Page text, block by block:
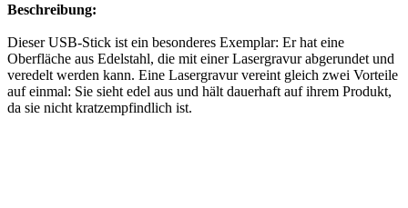
Beschreibung:
Dieser USB-Stick ist ein besonderes Exemplar: Er hat eine
Oberfläche aus Edelstahl, die mit einer Lasergravur abgerundet und
veredelt werden kann. Eine Lasergravur vereint gleich zwei Vorteile
auf einmal: Sie sieht edel aus und hält dauerhaft auf ihrem Produkt,
da sie nicht kratzempfindlich ist.